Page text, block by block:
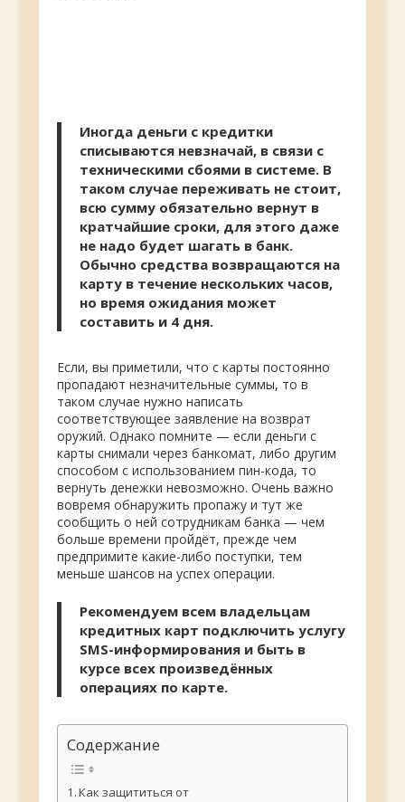
Иногда деньги с кредитки
списываются невзначай, в связи с
техническими сбоями в системе. В
таком случае переживать не стоит,
всю сумму обязательно вернут в
кратчайшие сроки, для этого даже
не надо будет шагать в банк.
Обычно средства возвращаются на
карту в течение нескольких часов,
но время ожидания может
составить и 4 дня.
Если, вы приметили, что с карты постоянно
пропадают незначительные суммы, то в
таком случае нужно написать
соответствующее заявление на возврат
оружий. Однако помните — если деньги с
карты снимали через банкомат, либо другим
способом с использованием пин-кода, то
вернуть денежки невозможно. Очень важно
вовремя обнаружить пропажу и тут же
сообщить о ней сотрудникам банка — чем
больше времени пройдёт, прежде чем
предпримите какие-либо поступки, тем
меньше шансов на успех операции.
Рекомендуем всем владельцам
кредитных карт подключить услугу
SMS-информирования и быть в
курсе всех произведённых
операциях по карте.
Содержание
Как защититься от